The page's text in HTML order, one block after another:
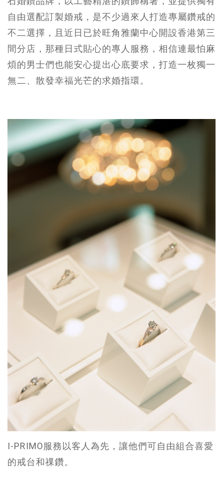
自由選配訂製婚戒，是不少過來人打造專屬鑽戒的
不二選擇，且近日已於旺角雅蘭中心開設香港第三
間分店，那種日式貼心的專人服務，相信連最怕麻
煩的男士們也能安心提出心底要求，打造一枚獨一
無二、散發幸福光芒的求婚指環。
I-PRIMO服務以客人為先，讓他們可自由組合喜愛
的戒台和祼鑽。